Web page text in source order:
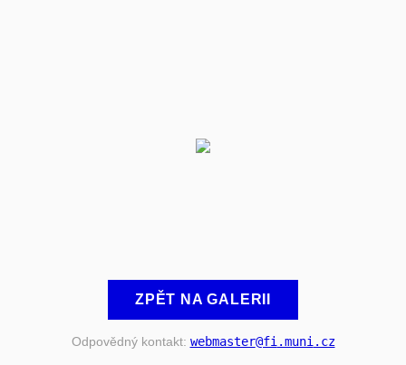
ZPĚT NA GALERII
Odpovědný kontakt: webmaster@fi .muni .cz